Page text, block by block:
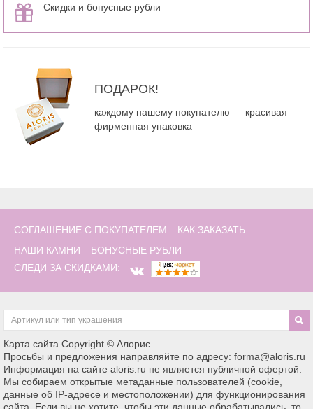
Скидки и бонусные рубли
ПОДАРОК!
каждому нашему покупателю — красивая
фирменная упаковка
СОГЛАШЕНИЕ С ПОКУПАТЕЛЕМ
КАК ЗАКАЗАТЬ
НАШИ КАМНИ
БОНУСНЫЕ РУБЛИ
СЛЕДИ ЗА СКИДКАМИ:
Карта сайта Copyright © Алорис
Просьбы и предложения направляйте по адресу: forma@aloris.ru
Информация на сайте aloris.ru не является публичной офертой.
Мы собираем открытые метаданные пользователей (cookie,
данные об IP-адресе и местоположении) для функционирования